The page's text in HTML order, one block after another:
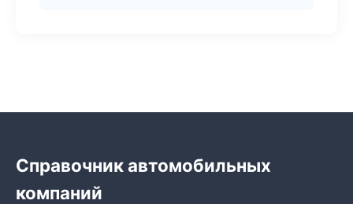
Справочник автомобильных
компаний